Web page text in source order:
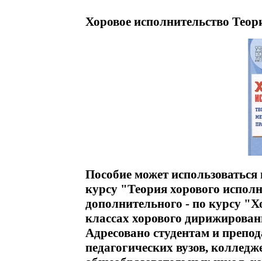
Хоровое исполнительство
Пособие может
курсу "Теория хорового
дополнительного - по курсу
классах хорового
Адресовано студентам и
педагогических вузов,